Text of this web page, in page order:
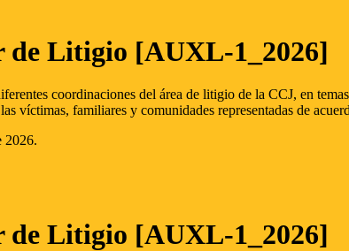
Litigio [AUXL-1_2026]
coordinaciones del área de litigio de la CCJ, en
víctimas, familiares y comunidades representadas de
2026.
Litigio [AUXL-1_2026]